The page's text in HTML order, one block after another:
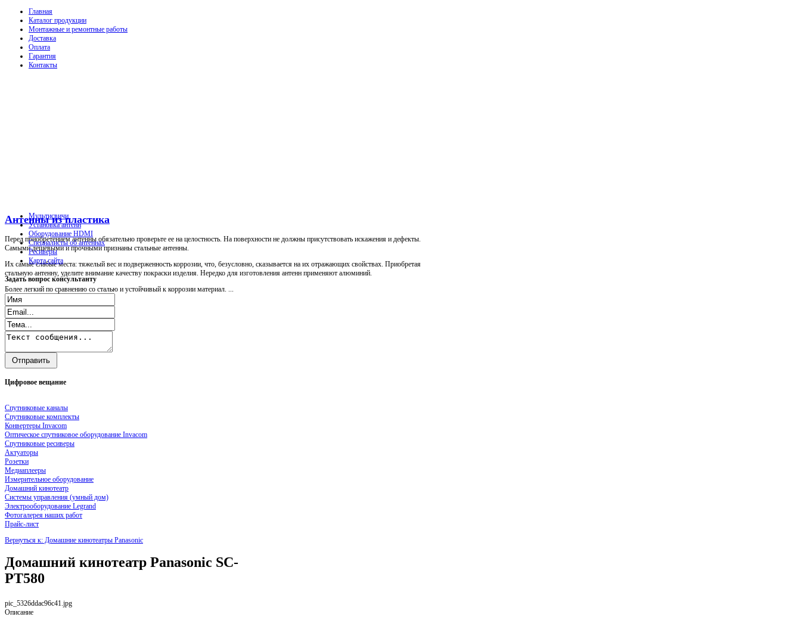
Главная
Каталог продукции
Монтажные и ремонтные работы
Доставка
Оплата
Гарантия
Контакты
Антенны из пластика
Перед приобретением антенны обязательно проверьте ее на целостность. На поверхности не должны присутствовать искажения и дефекты.
Самыми дешевыми и прочными признаны стальные антенны.
Их самые слабые места: тяжелый вес и подверженность коррозии, что, безусловно, сказывается на их отражающих свойствах. Приобретая
стальную антенну, уделите внимание качеству покраски изделия. Нередко для изготовления антенн применяют алюминий.
Более легкий по сравнению со сталью и устойчивый к коррозии материал. ...
Мультисвичи
Установка антенн
Оборудование HDMI
Специалисты об антеннах
Ресиверы
Карта сайта
Задать вопрос консультанту
Цифровое вещание
Спутниковые каналы
Спутниковые комплекты
Конвертеры Invacom
Оптическое спутниковое оборудование Invacom
Спутниковые ресиверы
Актуаторы
Розетки
Медиаплееры
Измерительное оборудование
Домашний кинотеатр
Системы управления (умный дом)
Электрооборудование Legrand
Фотогалерея наших работ
Прайс-лист
Вернуться к: Домашние кинотеатры Panasonic
Домашний кинотеатр Panasonic SC-
PT580
pic_5326ddac96c41.jpg
Описание